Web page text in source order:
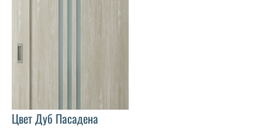
Цвет Дуб Пасадена